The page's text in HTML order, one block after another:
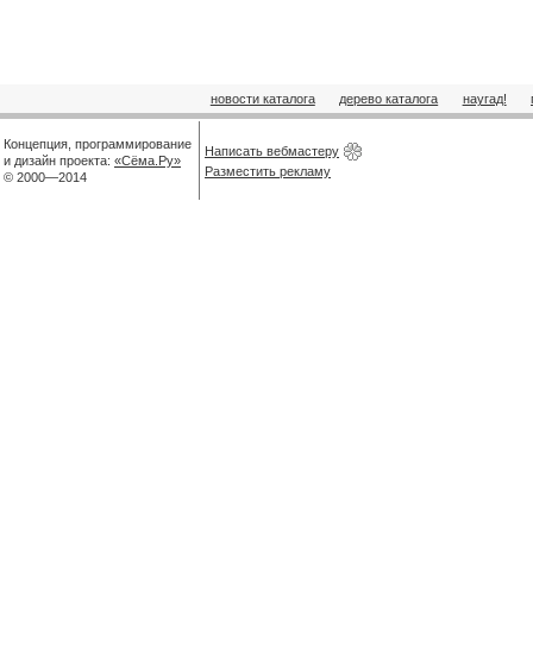
новости каталога дерево каталога наугад!
Концепция, программирование
и дизайн проекта: «Сёма.Ру»
© 2000—2014
Написать вебмастеру
Разместить рекламу